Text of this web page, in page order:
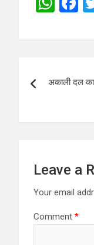
at
A
p
o
k
अकाली दल
Leave a
Your email
Comment *